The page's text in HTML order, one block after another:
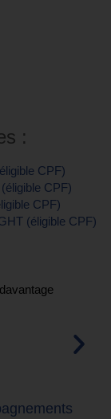
:
CPF)
CPF)
CPF)
(éligible CPF)